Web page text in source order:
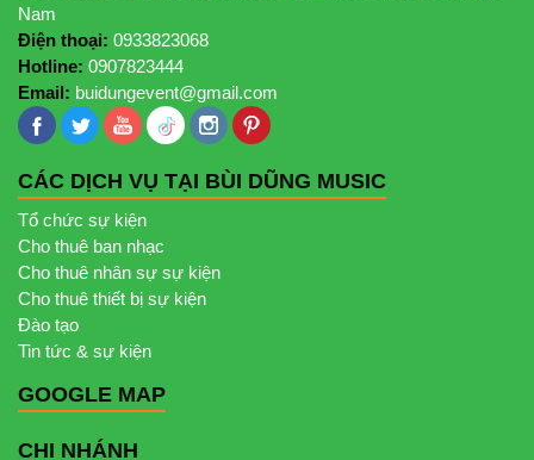
Nam
Điện thoại: 0933823068
Hotline: 0907823444
Email: buidungevent@gmail.com
CÁC DỊCH VỤ TẠI BÙI DŨNG MUSIC
Tổ chức sự kiện
Cho thuê ban nhạc
Cho thuê nhân sự sự kiện
Cho thuê thiết bị sự kiện
Đào tạo
Tin tức & sự kiện
GOOGLE MAP
CHI NHÁNH